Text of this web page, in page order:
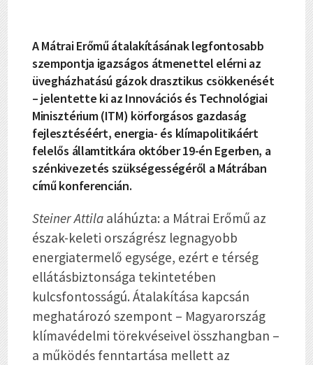
A Mátrai Erőmű átalakításának legfontosabb
szempontja igazságos átmenettel elérni az
üvegházhatású gázok drasztikus csökkenését
– jelentette ki az Innovációs és Technológiai
Minisztérium (ITM) körforgásos gazdaság
fejlesztéséért, energia- és klímapolitikáért
felelős államtitkára október 19-én Egerben, a
szénkivezetés szükségességéről a Mátrában
című konferencián.
Steiner Attilaaláhúzta: a Mátrai Erőmű az
észak-keleti országrész legnagyobb
energiatermelő egysége, ezért e térség
ellátásbiztonsága tekintetében
kulcsfontosságú. Átalakítása kapcsán
meghatározó szempont – Magyarország
klímavédelmi törekvéseivel összhangban –
a működés fenntartása mellett az